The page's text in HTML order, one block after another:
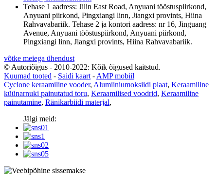
Tehase 1 aadress: Jilin East Road, Anyuani tööstuspiirkond,
Anyuani piirkond, Pingxiangi linn, Jiangxi provints, Hiina
Rahvavabariik. Tehase 2 ja kontori aadress: nr 16, Jinguang
Avenue, Anyuani tööstuspiirkond, Anyuani piirkond,
Pingxiangi linn, Jiangxi provints, Hiina Rahvavabariik.
võtke meiega ühendust
© Autoriõigus - 2010-2022: Kõik õigused kaitstud.
Kuumad tooted - Saidi kaart - AMP mobiil
Cyclone keraamiline vooder, Alumiiniumoksiidi plaat, Keraamiline
küünarnuki painutatud toru, Keraamilised voodrid, Keraamiline
painutamine, Ränikarbiidi materjal,
Jälgi meid: